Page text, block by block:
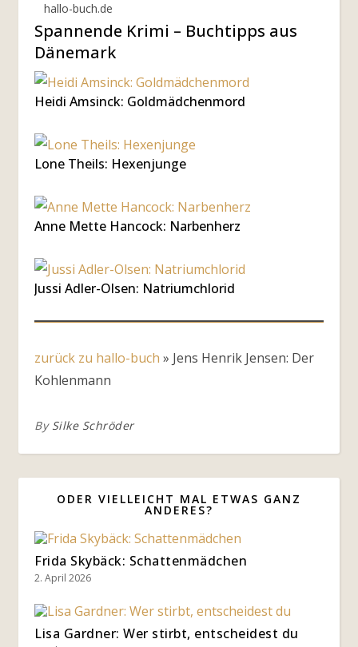
hallo-buch.de
Spannende Krimi – Buchtipps aus
Dänemark
Heidi Amsinck: Goldmädchenmord
Lone Theils: Hexenjunge
Anne Mette Hancock: Narbenherz
Jussi Adler-Olsen: Natriumchlorid
zurück zu hallo-buch » Jens Henrik Jensen: Der
Kohlenmann
By Silke Schröder
ODER VIELLEICHT MAL ETWAS GANZ
ANDERES?
Frida Skybäck: Schattenmädchen
2. April 2026
Lisa Gardner: Wer stirbt, entscheidest du